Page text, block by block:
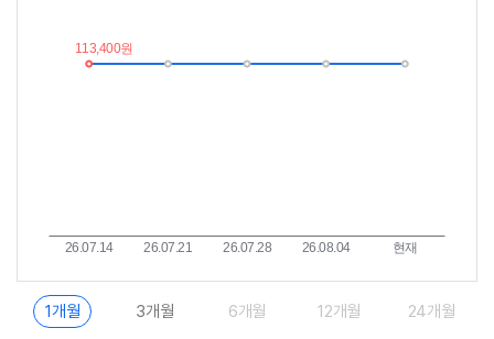
이
란?
1개월 3개월 6개월 12개월 24개월